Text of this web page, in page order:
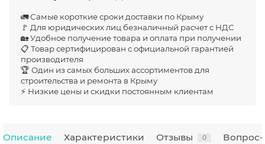
🚛 Самые короткие сроки доставки по Крыму
🚩 Для юридических лиц безналичный расчет с НДС
🏡 Удобное получение товара и оплата при получении
📋 Товар сертифицирован с официальной гарантией
производителя
🏆 Один из самых больших ассортиментов для
строительства и ремонта в Крыму
⚡ Низкие цены и скидки постоянным клиентам
Описание Характеристики Отзывы 0 Вопрос-